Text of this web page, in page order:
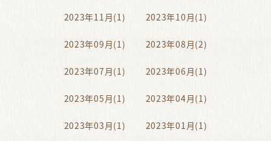
2023年11月(1) 2023年10月(1)
2023年09月(1) 2023年08月(2)
2023年07月(1) 2023年06月(1)
2023年05月(1) 2023年04月(1)
2023年03月(1) 2023年01月(1)